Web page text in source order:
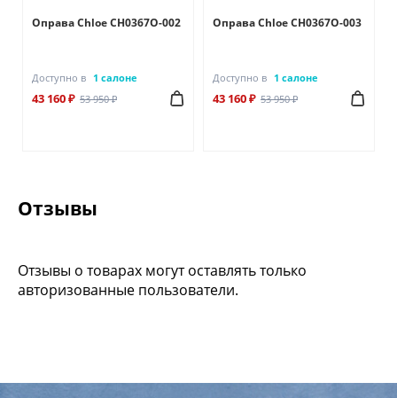
Оправа Chloe CH0367O-002
Доступно в 1 салоне
43 160 ₽ 53 950 ₽
Оправа Chloe CH0367O-003
Доступно в 1 салоне
43 160 ₽ 53 950 ₽
Отзывы
Отзывы о товарах могут оставлять только
авторизованные пользователи.